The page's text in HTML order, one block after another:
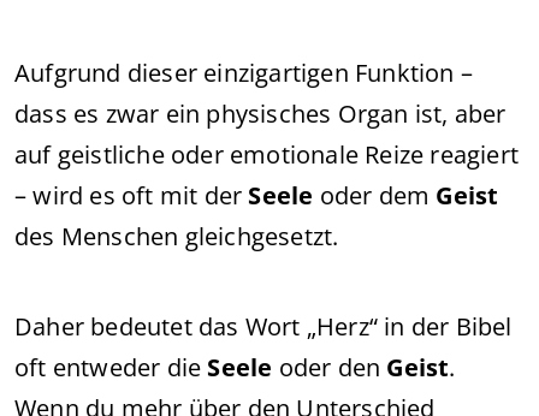
Aufgrund dieser einzigartigen Funktion –
dass es zwar ein physisches Organ ist, aber
auf geistliche oder emotionale Reize reagiert
– wird es oft mit der Seele oder dem Geist
des Menschen gleichgesetzt.
Daher bedeutet das Wort „Herz“ in der Bibel
oft entweder die Seele oder den Geist.
Wenn du mehr über den Unterschied